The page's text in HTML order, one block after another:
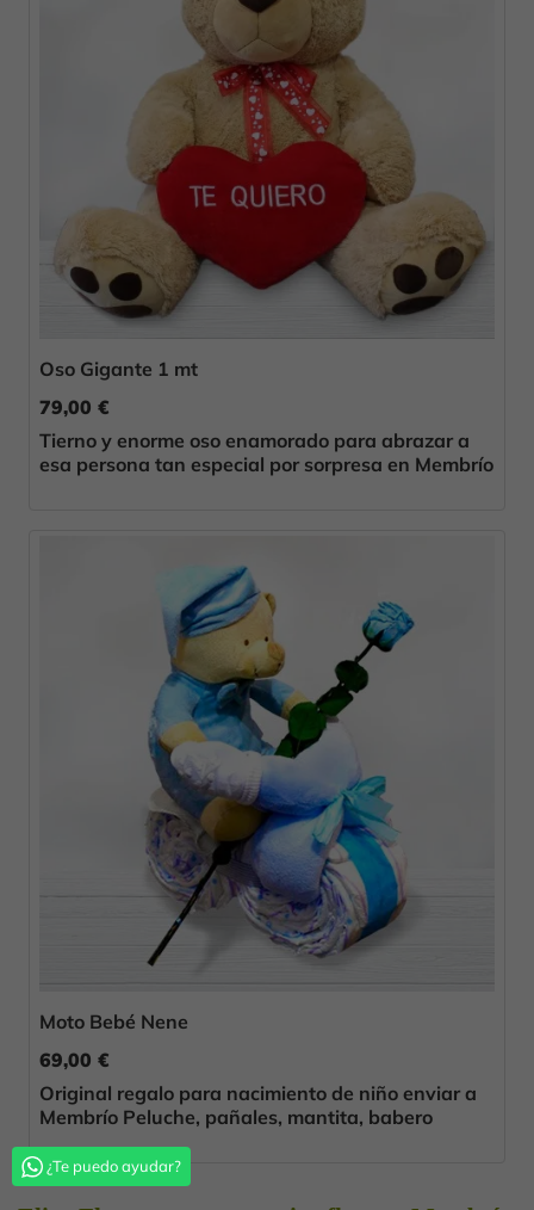
Oso Gigante 1 mt
79,00 €
Tierno y enorme oso enamorado para abrazar a
esa persona tan especial por sorpresa en Membrío
Moto Bebé Nene
69,00 €
Original regalo para nacimiento de niño enviar a
Membrío Peluche, pañales, mantita, babero
¿Te puedo ayudar?